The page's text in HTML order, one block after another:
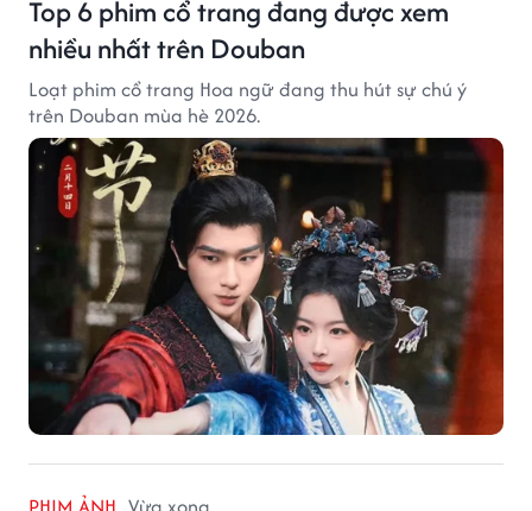
Top 6 phim cổ trang đang được xem
nhiều nhất trên Douban
Loạt phim cổ trang Hoa ngữ đang thu hút sự chú ý
trên Douban mùa hè 2026.